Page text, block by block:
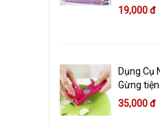
19,000 đ
Dụng Cụ
Gừng
35,000 đ